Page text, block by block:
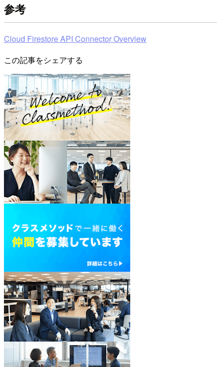
参考
Cloud Firestore API Connector Overview
この記事をシェアする